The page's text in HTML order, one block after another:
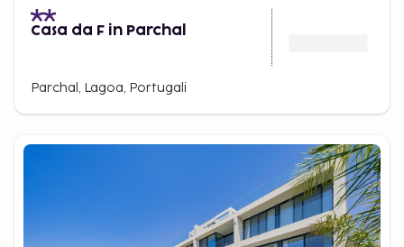
Casa da F in Parchal
Parchal, Lagoa, Portugali